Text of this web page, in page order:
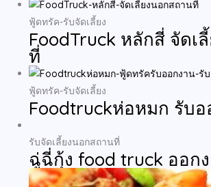
ฟู้ดทรัค-รับจัดเลี้ยง
FoodTruck หลักสี่ จัดเ
ที่
ฟู้ดทรัค-รับจัดเลี้ยง
Foodtruckห่อหมก รับอ
รับจัดเลี้ยงนอกสถานที่
ฉู่ฉี่กุ้ง food truck ออก